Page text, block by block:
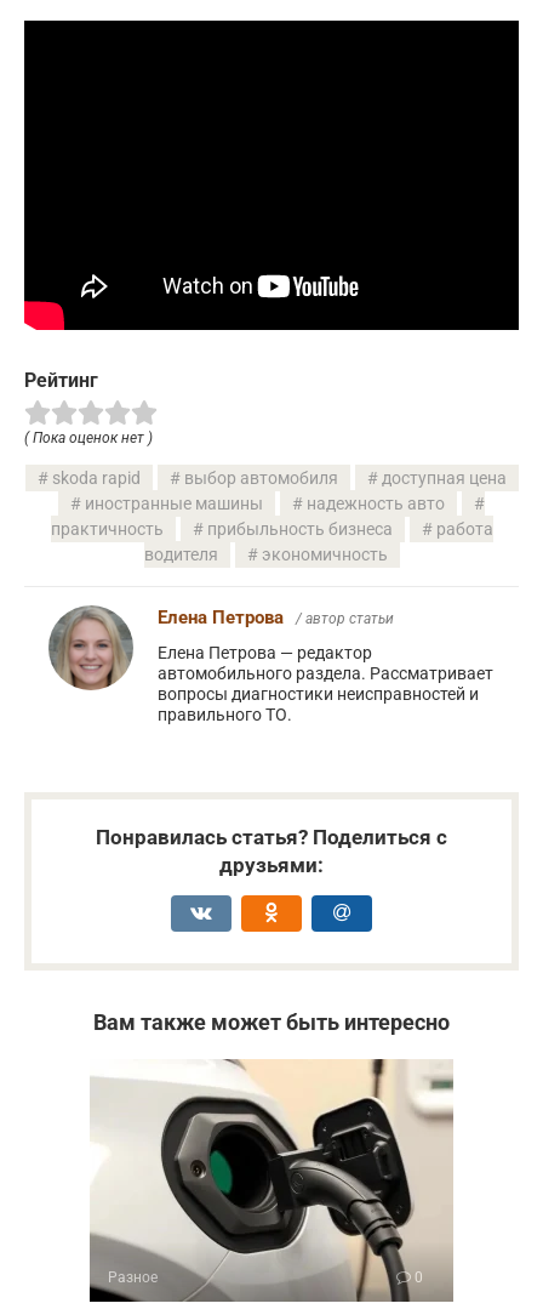
Рейтинг
( Пока оценок нет )
skoda rapid выбор автомобиля
доступная цена
иностранные машины
надежность авто
практичность
прибыльность бизнеса
работа
водителя
экономичность
Елена Петрова / автор статьи
Елена Петрова — редактор
автомобильного раздела. Рассматривает
вопросы диагностики неисправностей и
правильного ТО.
Понравилась статья? Поделиться с
друзьями:
Вам также может быть интересно
Разное 0